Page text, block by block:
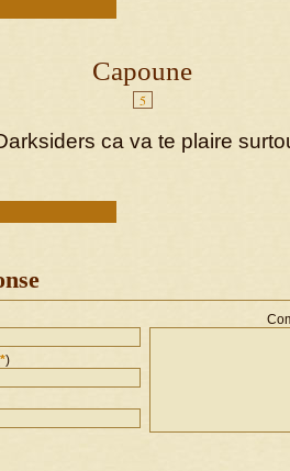
Capoune
5
ca va te plaire
*)